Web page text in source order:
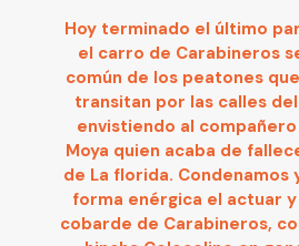
Hoy terminado el último
el carro de Carabineros
común de los peatones
transitan por las calles
envistiendo al
Moya quien acaba de
de La florida. Condenamos
forma enérgica el actuar
cobarde de Carabineros,